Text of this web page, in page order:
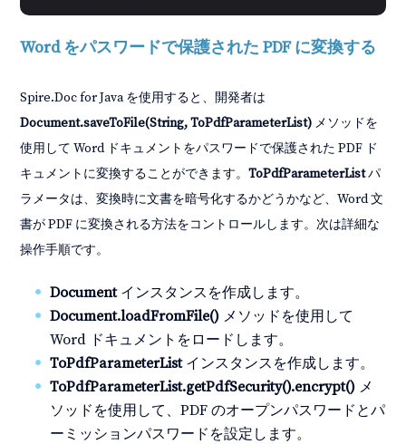
Word をパスワードで保護された PDF に変換する
Spire.Doc for Java を使用すると、開発者は
Document.saveToFile(String, ToPdfParameterList) メソッドを
使用して Word ドキュメントをパスワードで保護された PDF ド
キュメントに変換することができます。ToPdfParameterListパ
ラメータは、変換時に文書を暗号化するかどうかなど、Word 文
書が PDF に変換される方法をコントロールします。次は詳細な
操作手順です。
Documentインスタンスを作成します。
Document.loadFromFile() メソッドを使用して
Word ドキュメントをロードします。
ToPdfParameterListインスタンスを作成します。
ToPdfParameterList.getPdfSecurity().encrypt() メ
ソッドを使用して、PDF のオープンパスワードとパ
ーミッションパスワードを設定します。